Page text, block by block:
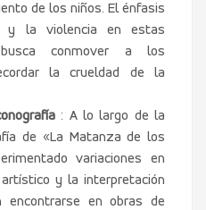
de los niños. El énfasis
y la violencia en estas
busca conmover a los
la crueldad de la
: A lo largo de la
de «La Matanza de los
variaciones en
y la interpretación
encontrarse en obras de